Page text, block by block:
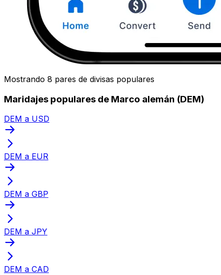
Mostrando 8 pares de divisas populares
Maridajes populares de Marco alemán (DEM)
DEM a USD
DEM a EUR
DEM a GBP
DEM a JPY
DEM a CAD